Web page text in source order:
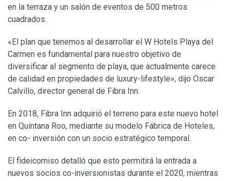
en la terraza y un salón de eventos de 500 metros
cuadrados.
«El plan que tenemos al desarrollar el W Hotels Playa del
Carmen es fundamental para nuestro objetivo de
diversificar al segmento de playa, que actualmente carece
de calidad en propiedades de luxury-lifestyle», dijo Oscar
Calvillo, director general de Fibra Inn.
En 2018, Fibra Inn adquirió el terreno para este nuevo hotel
en Quintana Roo, mediante su modelo Fábrica de Hoteles,
en co- inversión con un socio estratégico temporal.
El fideicomiso detalló que esto permitirá la entrada a
nuevos socios co-inversionistas durante el 2020, mientras